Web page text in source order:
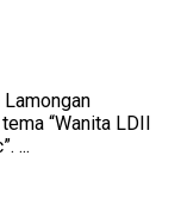
“Wanita LDII
...